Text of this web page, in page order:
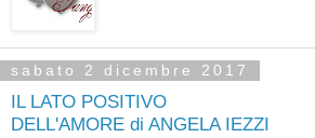
sabato 2 dicembre 2017
IL LATO POSITIVO
DELL'AMORE di ANGELA IEZZI